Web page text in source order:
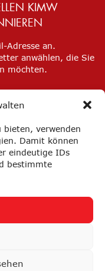
bieten, verwenden
Damit können
eindeutige IDs
bestimmte
KIMW
Adresse an.
anwählen, die Sie
möchten.
Einstellungen